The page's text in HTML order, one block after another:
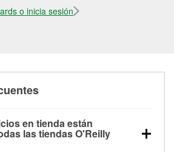
o inicia sesión
en tienda están
las tiendas O'Reilly